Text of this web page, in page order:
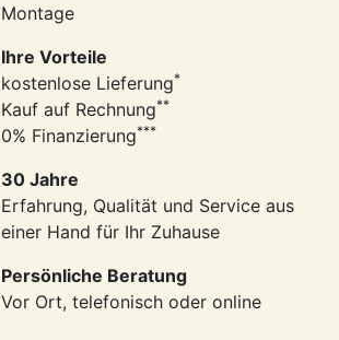
Montage
Ihre Vorteile
kostenlose Lieferung*
Kauf auf Rechnung**
0% Finanzierung***
30 Jahre
Erfahrung, Qualität und Service aus
einer Hand für Ihr Zuhause
Persönliche Beratung
Vor Ort, telefonisch oder online